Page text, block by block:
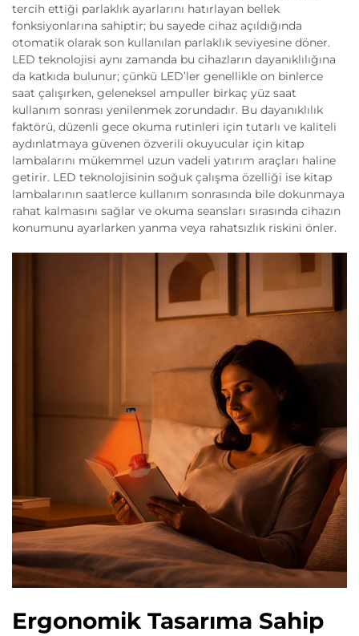
tercih ettiği parlaklık ayarlarını hatırlayan bellek
fonksiyonlarına sahiptir; bu sayede cihaz açıldığında
otomatik olarak son kullanılan parlaklık seviyesine döner.
LED teknolojisi aynı zamanda bu cihazların dayanıklılığına
da katkıda bulunur; çünkü LED’ler genellikle on binlerce
saat çalışırken, geleneksel ampuller birkaç yüz saat
kullanım sonrası yenilenmek zorundadır. Bu dayanıklılık
faktörü, düzenli gece okuma rutinleri için tutarlı ve kaliteli
aydınlatmaya güvenen özverili okuyucular için kitap
lambalarını mükemmel uzun vadeli yatırım araçları haline
getirir. LED teknolojisinin soğuk çalışma özelliği ise kitap
lambalarının saatlerce kullanım sonrasında bile dokunmaya
rahat kalmasını sağlar ve okuma seansları sırasında cihazın
konumunu ayarlarken yanma veya rahatsızlık riskini önler.
Ergonomik Tasarıma Sahip